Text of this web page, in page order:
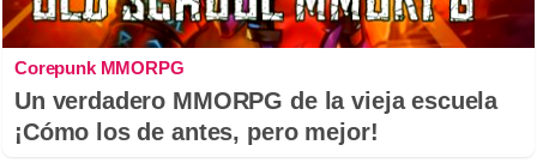
Corepunk MMORPG
Un verdadero MMORPG de la vieja escuela
¡Cómo los de antes, pero mejor!